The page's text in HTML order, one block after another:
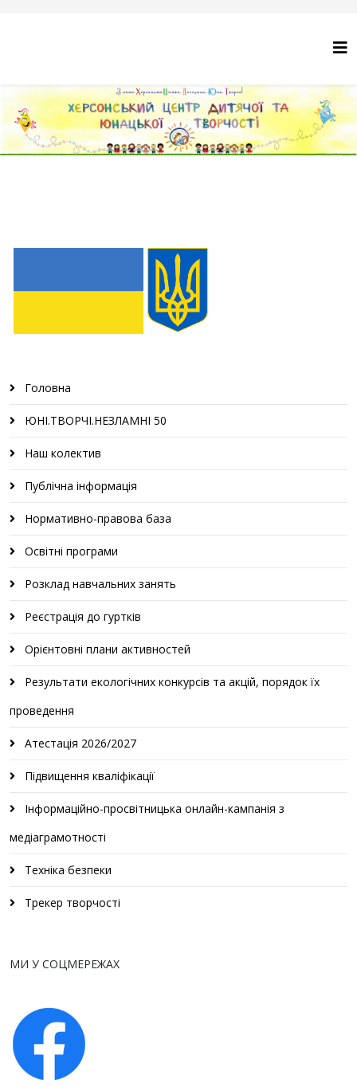
Головна
ЮНІ.ТВОРЧІ.НЕЗЛАМНІ 50
Наш колектив
Публічна інформація
Нормативно-правова база
Освітні програми
Розклад навчальних занять
Реєстрація до гуртків
Орієнтовні плани активностей
Результати екологічних конкурсів та акцій, порядок їх
проведення
Атестація 2026/2027
Підвищення кваліфікації
Інформаційно-просвітницька онлайн-кампанія з
медіаграмотності
Техніка безпеки
Трекер творчості
МИ У СОЦМЕРЕЖАХ